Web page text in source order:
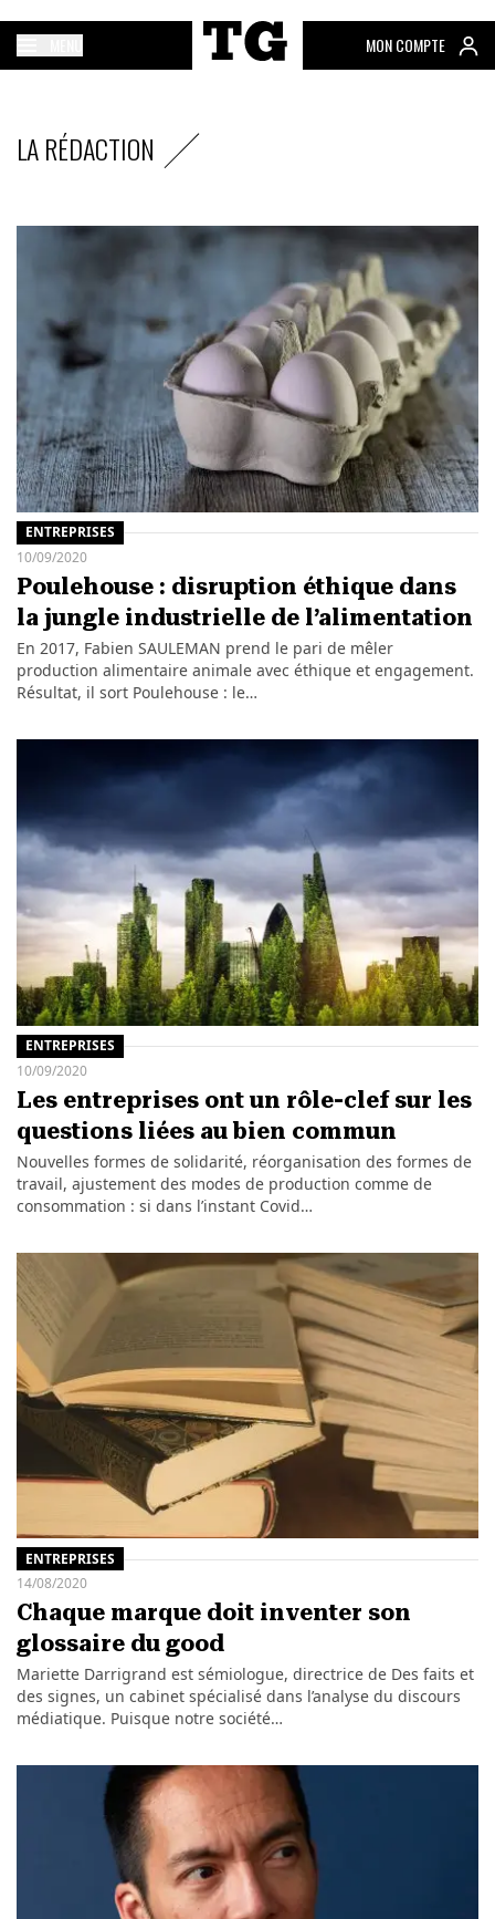
MON COMPTE
LA RÉDACTION
ENTREPRISES
10/09/2020
Poulehouse : disruption éthique dans
la jungle industrielle de l’alimentation
En 2017, Fabien SAULEMAN prend le pari de mêler
production alimentaire animale avec éthique et engagement.
Résultat, il sort Poulehouse : le…
ENTREPRISES
10/09/2020
Les entreprises ont un rôle-clef sur les
questions liées au bien commun
Nouvelles formes de solidarité, réorganisation des formes de
travail, ajustement des modes de production comme de
consommation : si dans l’instant Covid…
ENTREPRISES
14/08/2020
Chaque marque doit inventer son
glossaire du good
Mariette Darrigrand est sémiologue, directrice de Des faits et
des signes, un cabinet spécialisé dans l’analyse du discours
médiatique. Puisque notre société…